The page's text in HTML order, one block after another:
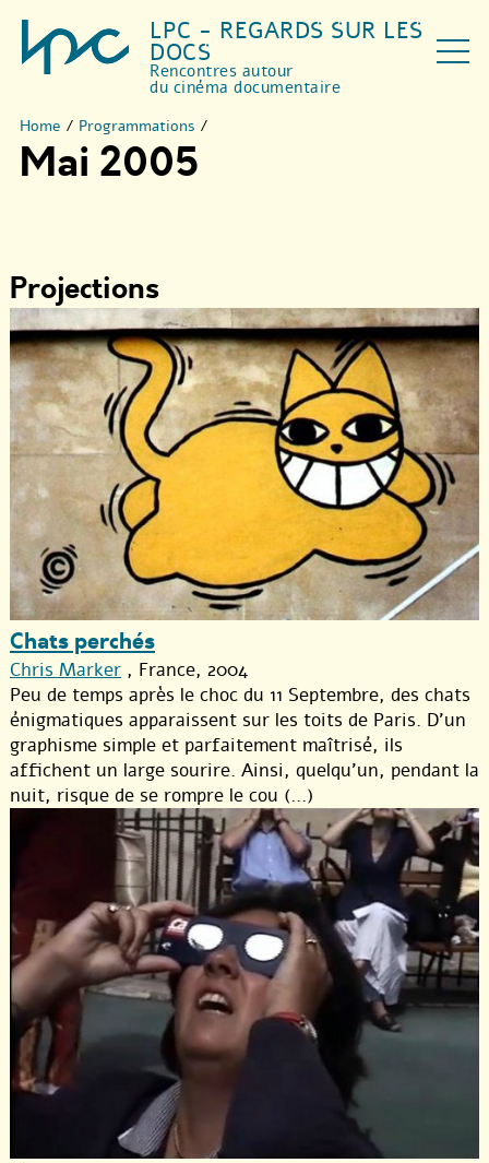
LPC - REGARDS SUR LES
DOCS
Rencontres autour
du cinéma documentaire
Home / Programmations /
Mai 2005
Projections
Chats perchés
Chris Marker , France, 2004
Peu de temps après le choc du 11 Septembre, des chats
énigmatiques apparaissent sur les toits de Paris. D’un
graphisme simple et parfaitement maîtrisé, ils
affichent un large sourire. Ainsi, quelqu’un, pendant la
nuit, risque de se rompre le cou (...)